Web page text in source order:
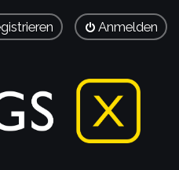
Anmelden